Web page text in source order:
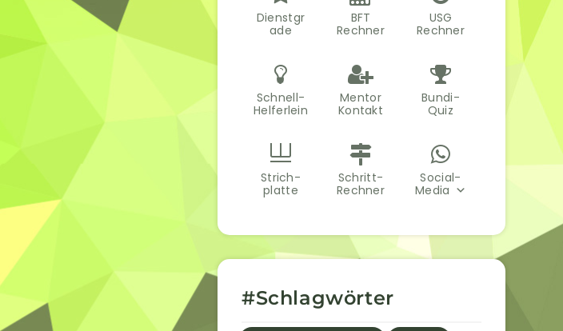
Dienstgr
ade
BFT
Rechner
USG
Rechner
Schnell-
Helferlein
Mentor
Kontakt
Bundi-
Quiz
Strich-
platte
Schritt-
Rechner
Social-
Media
#Schlagwörter